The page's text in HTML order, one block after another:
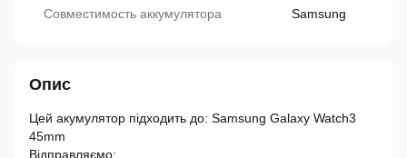
Совместимость аккумулятора Samsung
Опис
Цей акумулятор підходить до: Samsung Galaxy Watch3
45mm
Відправляємо: